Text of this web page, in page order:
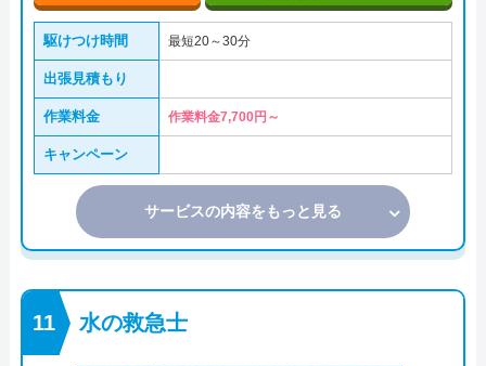
駆けつけ時間 最短20～30分
出張見積もり
作業料金 作業料金7,700円～
キャンペーン
サービスの内容をもっと見る
水の救急士